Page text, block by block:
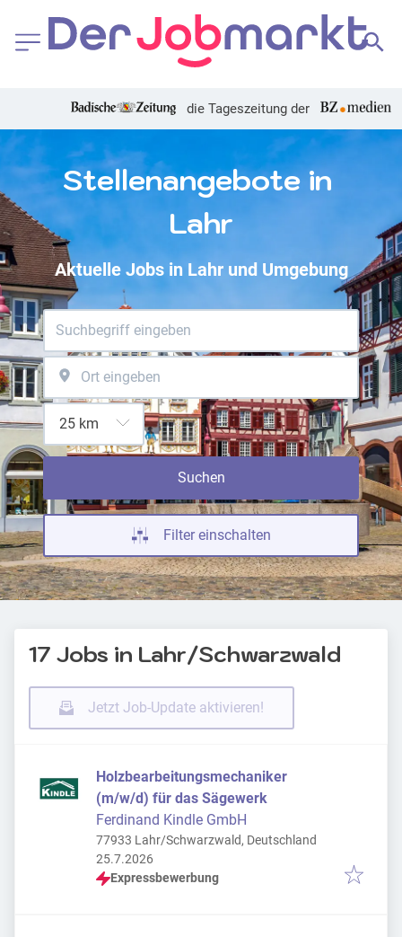
die Tageszeitung der
Stellenangebote in
Lahr
Aktuelle Jobs in Lahr und Umgebung
Suchen
Filter einschalten
17 Jobs in Lahr/Schwarzwald
Jetzt Job-Update aktivieren!
Holzbearbeitungsmechaniker
(m/w/d) für das Sägewerk
Ferdinand Kindle GmbH
77933 Lahr/Schwarzwald, Deutschland
Veröffentlicht
25.7.2026
Expressbewerbung